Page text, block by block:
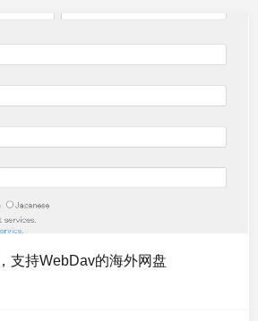
支持WebDav的海外网盘